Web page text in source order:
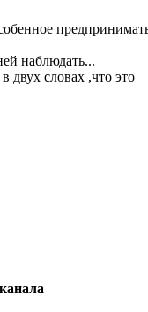
наблюдать...
двух словах ,что это